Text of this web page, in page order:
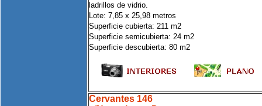
ladrillos de vidrio.
Lote: 7,85 x 25,98 metros
Superficie cubierta: 211 m2
Superficie semicubierta: 24 m2
Superficie descubierta: 80 m2
Cervantes 146